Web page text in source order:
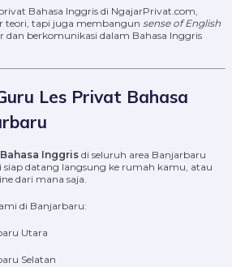
Bahasa Inggris di NgajarPrivat.com,
teori, tapi juga membangun sense of English
berkomunikasi dalam Bahasa Inggris
Les Privat Bahasa
Inggrisdi seluruh area Banjarbaru
siap datang langsung ke rumah kamu, atau
dari mana saja.
di Banjarbaru:
Utara
Selatan